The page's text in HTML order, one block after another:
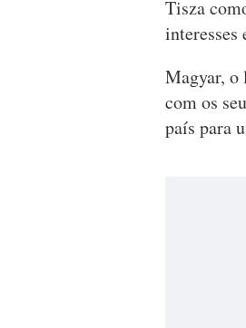
Tisza
interesses
Magyar, o
com os
país para